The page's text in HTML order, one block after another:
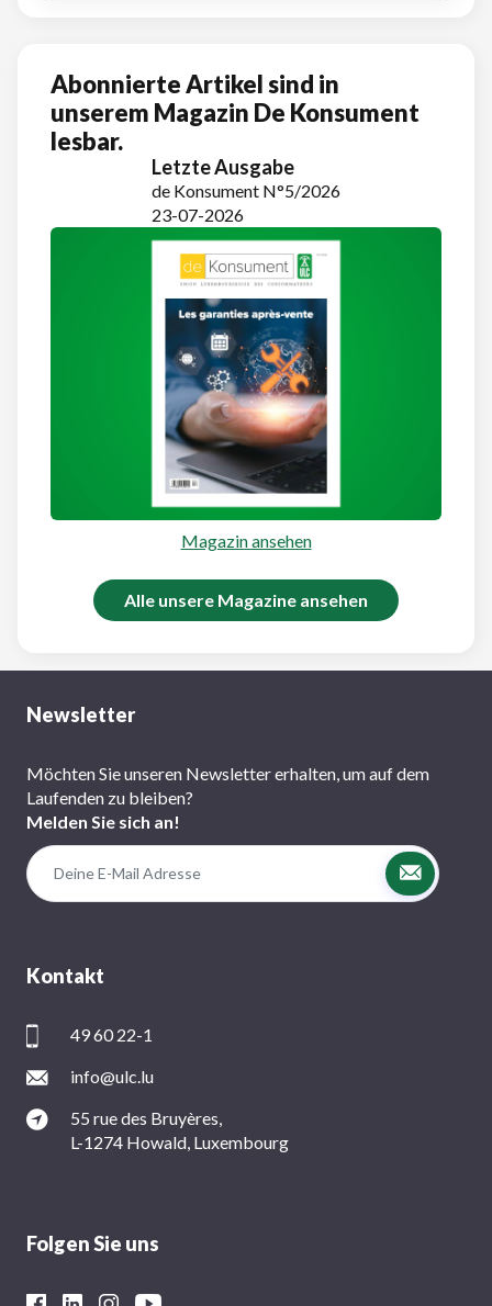
Abonnierte Artikel sind in
unserem Magazin De Konsument
lesbar.
Letzte Ausgabe
de Konsument N°5/2026
23-07-2026
Magazin ansehen
Alle unsere Magazine ansehen
Newsletter
Möchten Sie unseren Newsletter erhalten, um auf dem
Laufenden zu bleiben?
Melden Sie sich an!
Kontakt
49 60 22-1
info@ulc.lu
55 rue des Bruyères,
L-1274 Howald, Luxembourg
Folgen Sie uns